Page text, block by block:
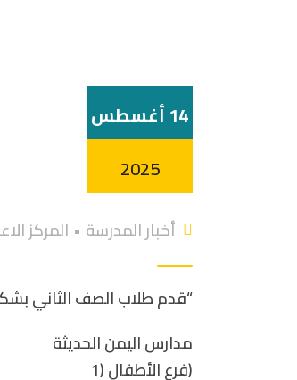
14 أغسطس
2025
أخبار المدرسة • المركز
“قدم طلاب الصف الثاني
مدارس اليمن الحديثة
(فرع الأطفال (1